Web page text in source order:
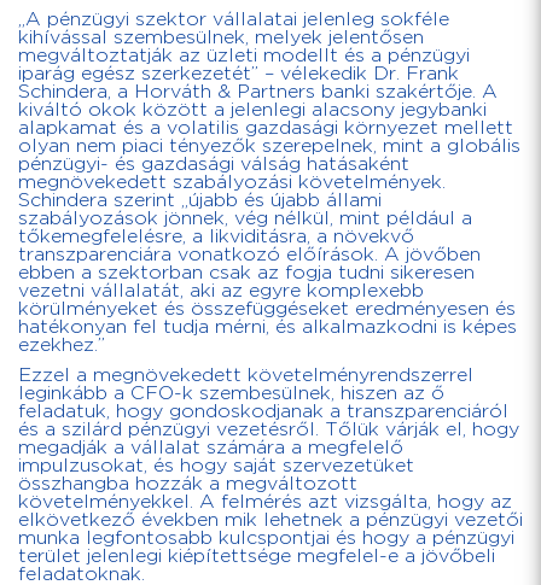
„A pénzügyi szektor vállalatai jelenleg sokféle
kihívással szembesülnek, melyek jelentősen
megváltoztatják az üzleti modellt és a pénzügyi
iparág egész szerkezetét” – vélekedik Dr. Frank
Schindera, a Horváth & Partners banki szakértője. A
kiváltó okok között a jelenlegi alacsony jegybanki
alapkamat és a volatilis gazdasági környezet mellett
olyan nem piaci tényezők szerepelnek, mint a globális
pénzügyi- és gazdasági válság hatásaként
megnövekedett szabályozási követelmények.
Schindera szerint „újabb és újabb állami
szabályozások jönnek, vég nélkül, mint például a
tőkemegfelelésre, a likviditásra, a növekvő
transzparenciára vonatkozó előírások. A jövőben
ebben a szektorban csak az fogja tudni sikeresen
vezetni vállalatát, aki az egyre komplexebb
körülményeket és összefüggéseket eredményesen és
hatékonyan fel tudja mérni, és alkalmazkodni is képes
ezekhez.”
Ezzel a megnövekedett követelményrendszerrel
leginkább a CFO-k szembesülnek, hiszen az ő
feladatuk, hogy gondoskodjanak a transzparenciáról
és a szilárd pénzügyi vezetésről. Tőlük várják el, hogy
megadják a vállalat számára a megfelelő
impulzusokat, és hogy saját szervezetüket
összhangba hozzák a megváltozott
követelményekkel. A felmérés azt vizsgálta, hogy az
elkövetkező években mik lehetnek a pénzügyi vezetői
munka legfontosabb kulcspontjai és hogy a pénzügyi
terület jelenlegi kiépítettsége megfelel-e a jövőbeli
feladatoknak.